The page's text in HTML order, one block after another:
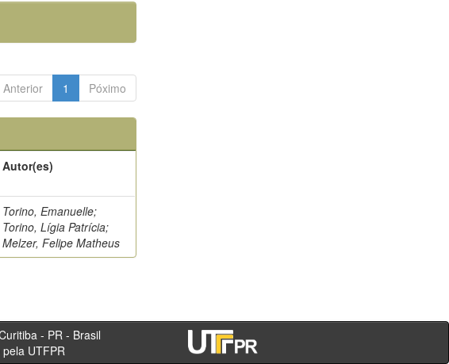
Anterior 1 Póximo
Autor(es)
Torino, Emanuelle;
Torino, Lígia Patrícia;
Melzer, Felipe Matheus
- Curitiba - PR - Brasil
UTFPR